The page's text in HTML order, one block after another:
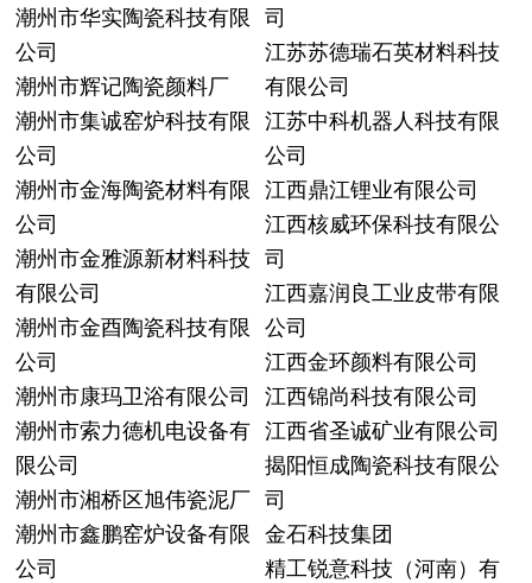
潮州市华实陶瓷科技有限
公司
潮州市辉记陶瓷颜料厂
潮州市集诚窑炉科技有限
公司
潮州市金海陶瓷材料有限
公司
潮州市金雅源新材料科技
有限公司
潮州市金酉陶瓷科技有限
公司
潮州市康玛卫浴有限公司
潮州市索力德机电设备有
限公司
潮州市湘桥区旭伟瓷泥厂
潮州市鑫鹏窑炉设备有限
公司
司
江苏苏德瑞石英材料科技
有限公司
江苏中科机器人科技有限
公司
江西鼎江锂业有限公司
江西核威环保科技有限公
司
江西嘉润良工业皮带有限
公司
江西金环颜料有限公司
江西锦尚科技有限公司
江西省圣诚矿业有限公司
揭阳恒成陶瓷科技有限公
司
金石科技集团
精工锐意科技（河南）有